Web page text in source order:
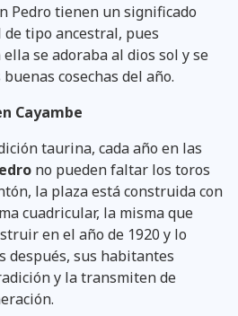
Pedro tienen un significado
tipo ancestral, pues
se adoraba al dios sol y se
cosechas del año.
Cayambe
taurina, cada año en las
no pueden faltar los toros
la plaza está construida con
cuadricular, la misma que
en el año de 1920 y lo
después, sus habitantes
y la transmiten de